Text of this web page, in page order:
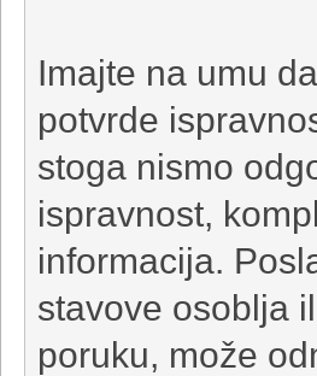
Imajte na umu
potvrde
stoga nismo
ispravnost,
informacija.
stavove osoblja
poruku, može